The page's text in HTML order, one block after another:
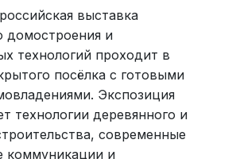
выставка
домостроения и
технологий проходит в
посёлка с готовыми
Экспозиция
технологии деревянного и
современные
коммуникации и